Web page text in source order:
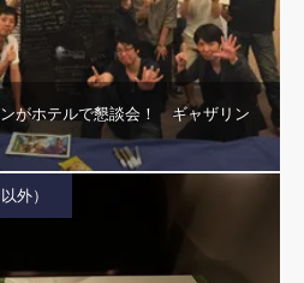
がホテルで懇談会！ ギャザリン
外）